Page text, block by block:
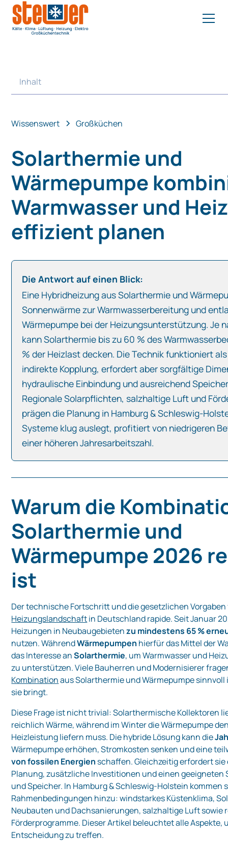
Inhalt
Wissenswert
Großküchen
Solarthermie und
Wärmepumpe
Warmwasser und
effizient planen
Die Antwort auf einen Blick:
Eine Hybridheizung aus Solarthermie und
Sonnenwärme zur Warmwasserbereitung und
Wärmepumpe bei der Heizungsunterstützung. Je
kann Solarthermie bis zu 60 % des
% der Heizlast decken. Die Technik funktioniert
indirekte Kopplung, erfordert aber sorgfältige
hydraulische Einbindung und ausreichend
Regionale Solarpflichten, salzhaltige Luft und
prägen die Planung in Hamburg &
Systeme klug auslegt, profitiert von niedrigeren
einer höheren Jahresarbeitszahl.
Warum die
Solarthermie und
Wärmepumpe 2026
ist
Der technische Fortschritt und die gesetzlichen
Heizungslandschaftin Deutschland rapide. Seit Januar
Heizungen in Neubaugebietenzu mindestens 65 %
nutzen. WährendWärmepumpen hierfür das Mittel der
das Interesse anSolarthermie, um Warmwasser und
zu unterstützen. Viele Bauherren und Modernisierer
Kombinationaus Solarthermie und Wärmepumpe
sie bringt.
Diese Frage ist nicht trivial: Solarthermische Kollektoren
reichlich Wärme, während im Winter die Wärmepumpe
Heizleistung liefern muss. Die hybride Lösung kann die
Wärmepumpe erhöhen, Stromkosten senken und eine
von fossilen Energien schaffen. Gleichzeitig erfordert
Planung, zusätzliche Investitionen und einen geeigneten
und Speicher. In Hamburg & Schleswig‑Holstein kommen
Rahmenbedingungen hinzu: windstarkes Küstenklima,
Neubauten und Dachsanierungen, salzhaltige Luft sowie
Förderprogramme. Dieser Artikel beleuchtet alle Aspekte,
Entscheidung zu treffen.